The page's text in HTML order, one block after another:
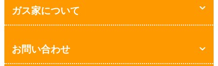
ガス家について
お問い合わせ